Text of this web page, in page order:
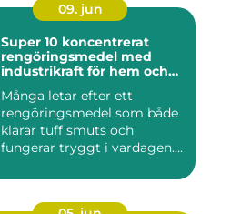
09. jun
Super 10 koncentrerat
rengöringsmedel med
industrikraft för hem och
Många letar efter ett
rengöringsmedel som både
klarar tuff smuts och
fungerar tryggt i vardagen.